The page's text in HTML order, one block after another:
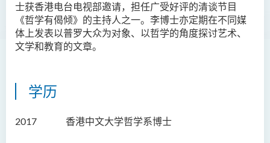
士获香港电台电视部邀请，担任广受好评的清谈节目
《哲学有偈倾》的主持人之一。李博士亦定期在不同媒
体上发表以普罗大众为对象、以哲学的角度探讨艺术、
文学和教育的文章。
学历
2017 香港中文大学哲学系博士
詹嘉文博士
周仲华博士